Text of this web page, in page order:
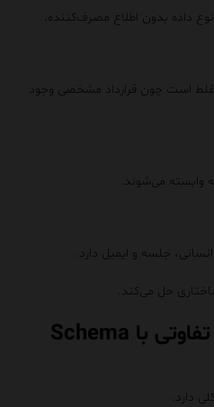
داده بدون اطلاع مصرف‌کننده.
است چون قرارداد مشخصی وجود
وابسته می‌شوند.
جلسه و ایمیل دارد.
Data Contract چه تفاوتی با Schema